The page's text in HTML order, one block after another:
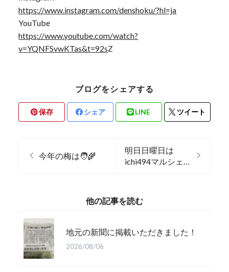
https://www.instagram.com/denshoku/?hl=ja
YouTube
https://www.youtube.com/watch?
v=YQNFSvwKTas&t=92sZ
ブログをシェアする
保存 シェア LINE ツイート
今年の梅は🧑‍🌾
明日日曜日は
ichi494マルシェ
他の記事を読む
地元の新聞に掲載いただきました！
2026/08/06